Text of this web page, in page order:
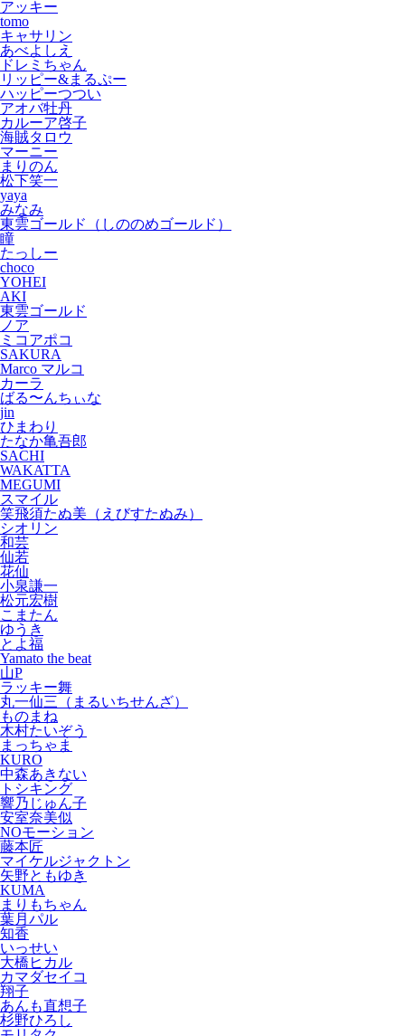
アッキー
tomo
キャサリン
あべよしえ
ドレミちゃん
リッピー&まるぷー
ハッピーつつい
アオバ牡丹
カルーア啓子
海賊タロウ
マーニー
まりのん
松下笑一
yaya
みなみ
東雲ゴールド（しののめゴールド）
瞳
たっしー
choco
YOHEI
AKI
東雲ゴールド
ノア
ミコアポコ
SAKURA
Marco マルコ
カーラ
ばる〜んちぃな
jin
ひまわり
たなか亀吾郎
SACHI
WAKATTA
MEGUMI
スマイル
笑飛須たぬ美（えびすたぬみ）
シオリン
和芸
仙若
花仙
小泉謙一
松元宏樹
こまたん
ゆうき
とよ福
Yamato the beat
山P
ラッキー舞
丸一仙三（まるいちせんざ）
ものまね
木村たいぞう
まっちゃま
KURO
中森あきない
トシキング
響乃じゅん子
安室奈美似
NOモーション
藤本匠
マイケルジャクトン
矢野ともゆき
KUMA
まりもちゃん
葉月パル
知香
いっせい
大橋ヒカル
カマダセイコ
翔子
あんも直想子
杉野ひろし